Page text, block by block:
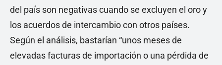
del país son negativas cuando se excluyen el oro y
los acuerdos de intercambio con otros países.
Según el análisis, bastarían “unos meses de
elevadas facturas de importación o una pérdida de